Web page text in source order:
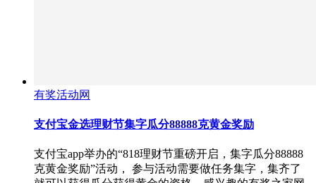
有奖活动网
支付宝金选理财节集字瓜分88888克黄金奖励
支付宝app举办的“818理财节重磅开启，集字瓜分88888
克黄金奖励”活动， 参与活动需要做任务集字，集齐了